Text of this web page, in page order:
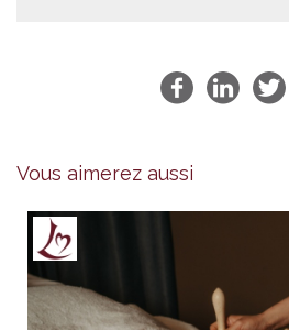
Vous aimerez aussi